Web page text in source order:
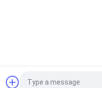
Usine De